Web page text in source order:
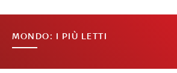
MONDO: I PIÙ LETTI